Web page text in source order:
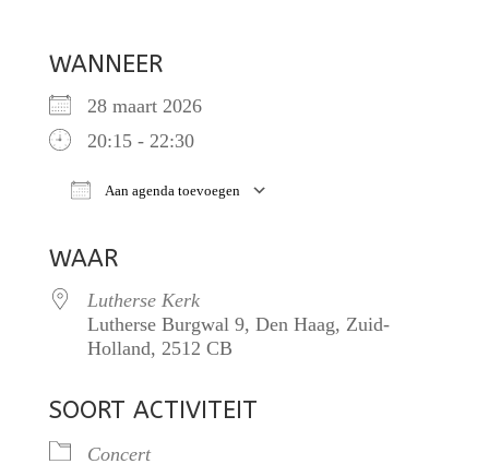
WANNEER
28 maart 2026
20:15 - 22:30
Aan agenda toevoegen
WAAR
Lutherse Kerk
Lutherse Burgwal 9, Den Haag, Zuid-
Holland, 2512 CB
SOORT ACTIVITEIT
Concert